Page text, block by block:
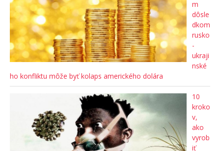
m
dôsle
dkom
rusko
-
ukraji
nské
ho konfliktu môže byť kolaps amerického dolára
10
kroko
v,
ako
vyrob
iť